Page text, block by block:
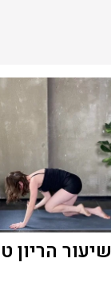
שיעור הריון